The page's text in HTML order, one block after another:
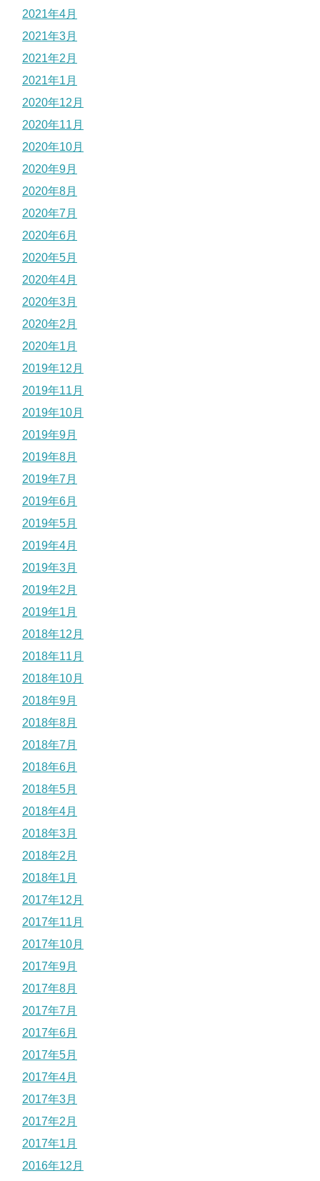
2021年4月
2021年3月
2021年2月
2021年1月
2020年12月
2020年11月
2020年10月
2020年9月
2020年8月
2020年7月
2020年6月
2020年5月
2020年4月
2020年3月
2020年2月
2020年1月
2019年12月
2019年11月
2019年10月
2019年9月
2019年8月
2019年7月
2019年6月
2019年5月
2019年4月
2019年3月
2019年2月
2019年1月
2018年12月
2018年11月
2018年10月
2018年9月
2018年8月
2018年7月
2018年6月
2018年5月
2018年4月
2018年3月
2018年2月
2018年1月
2017年12月
2017年11月
2017年10月
2017年9月
2017年8月
2017年7月
2017年6月
2017年5月
2017年4月
2017年3月
2017年2月
2017年1月
2016年12月